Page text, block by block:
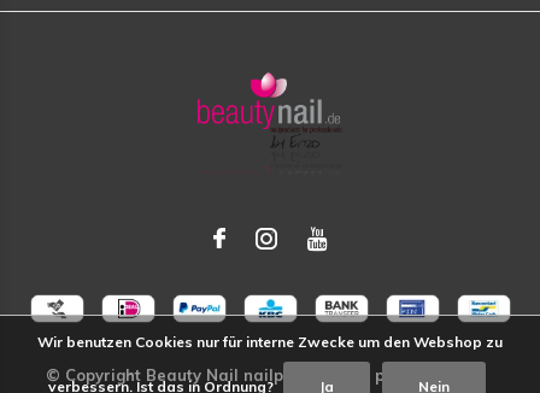
Wir benutzen Cookies nur für interne Zwecke um den Webshop zu
verbessern. Ist das in Ordnung? Ja Nein